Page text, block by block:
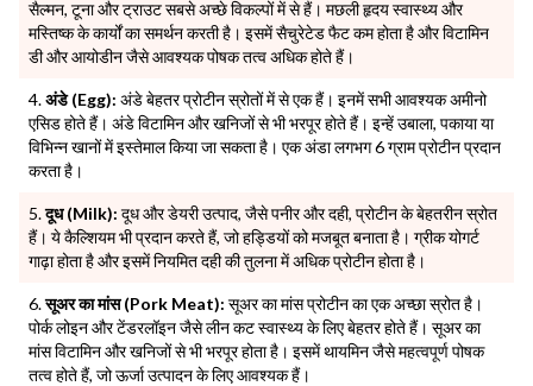
सैल्मन, टूना और ट्राउट सबसे अच्छे विकल्पों में से हैं। मछली हृदय स्वास्थ्य और
मस्तिष्क के कार्यों का समर्थन करती है। इसमें सैचुरेटेड फैट कम होता है और विटामिन
डी और आयोडीन जैसे आवश्यक पोषक तत्व अधिक होते हैं।
अंडे (Egg): अंडे बेहतर प्रोटीन स्रोतों में से एक हैं। इनमें सभी आवश्यक अमीनो
एसिड होते हैं। अंडे विटामिन और खनिजों से भी भरपूर होते हैं। इन्हें उबाला, पकाया या
विभिन्न खानों में इस्तेमाल किया जा सकता है। एक अंडा लगभग 6 ग्राम प्रोटीन प्रदान
करता है।
दूध (Milk): दूध और डेयरी उत्पाद, जैसे पनीर और दही, प्रोटीन के बेहतरीन स्रोत
हैं। ये कैल्शियम भी प्रदान करते हैं, जो हड्डियों को मजबूत बनाता है। ग्रीक योगर्ट
गाढ़ा होता है और इसमें नियमित दही की तुलना में अधिक प्रोटीन होता है।
सूअर का मांस (Pork Meat): सूअर का मांस प्रोटीन का एक अच्छा स्रोत है।
पोर्क लोइन और टेंडरलॉइन जैसे लीन कट स्वास्थ्य के लिए बेहतर होते हैं। सूअर का
मांस विटामिन और खनिजों से भी भरपूर होता है। इसमें थायमिन जैसे महत्वपूर्ण पोषक
तत्व होते हैं, जो ऊर्जा उत्पादन के लिए आवश्यक हैं।